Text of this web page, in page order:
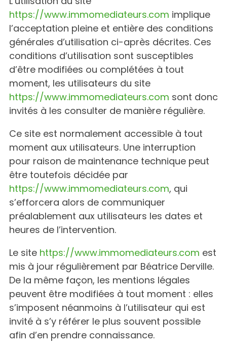
https://www.immomediateurs.com implique
l’acceptation pleine et entière des conditions
générales d’utilisation ci-après décrites. Ces
conditions d’utilisation sont susceptibles
d’être modifiées ou complétées à tout
moment, les utilisateurs du site
https://www.immomediateurs.com sont donc
invités à les consulter de manière régulière.
Ce site est normalement accessible à tout
moment aux utilisateurs. Une interruption
pour raison de maintenance technique peut
être toutefois décidée par
https://www.immomediateurs.com, qui
s’efforcera alors de communiquer
préalablement aux utilisateurs les dates et
heures de l’intervention.
Le site https://www.immomediateurs.com est
mis à jour régulièrement par Béatrice Derville.
De la même façon, les mentions légales
peuvent être modifiées à tout moment : elles
s’imposent néanmoins à l’utilisateur qui est
invité à s’y référer le plus souvent possible
afin d’en prendre connaissance.